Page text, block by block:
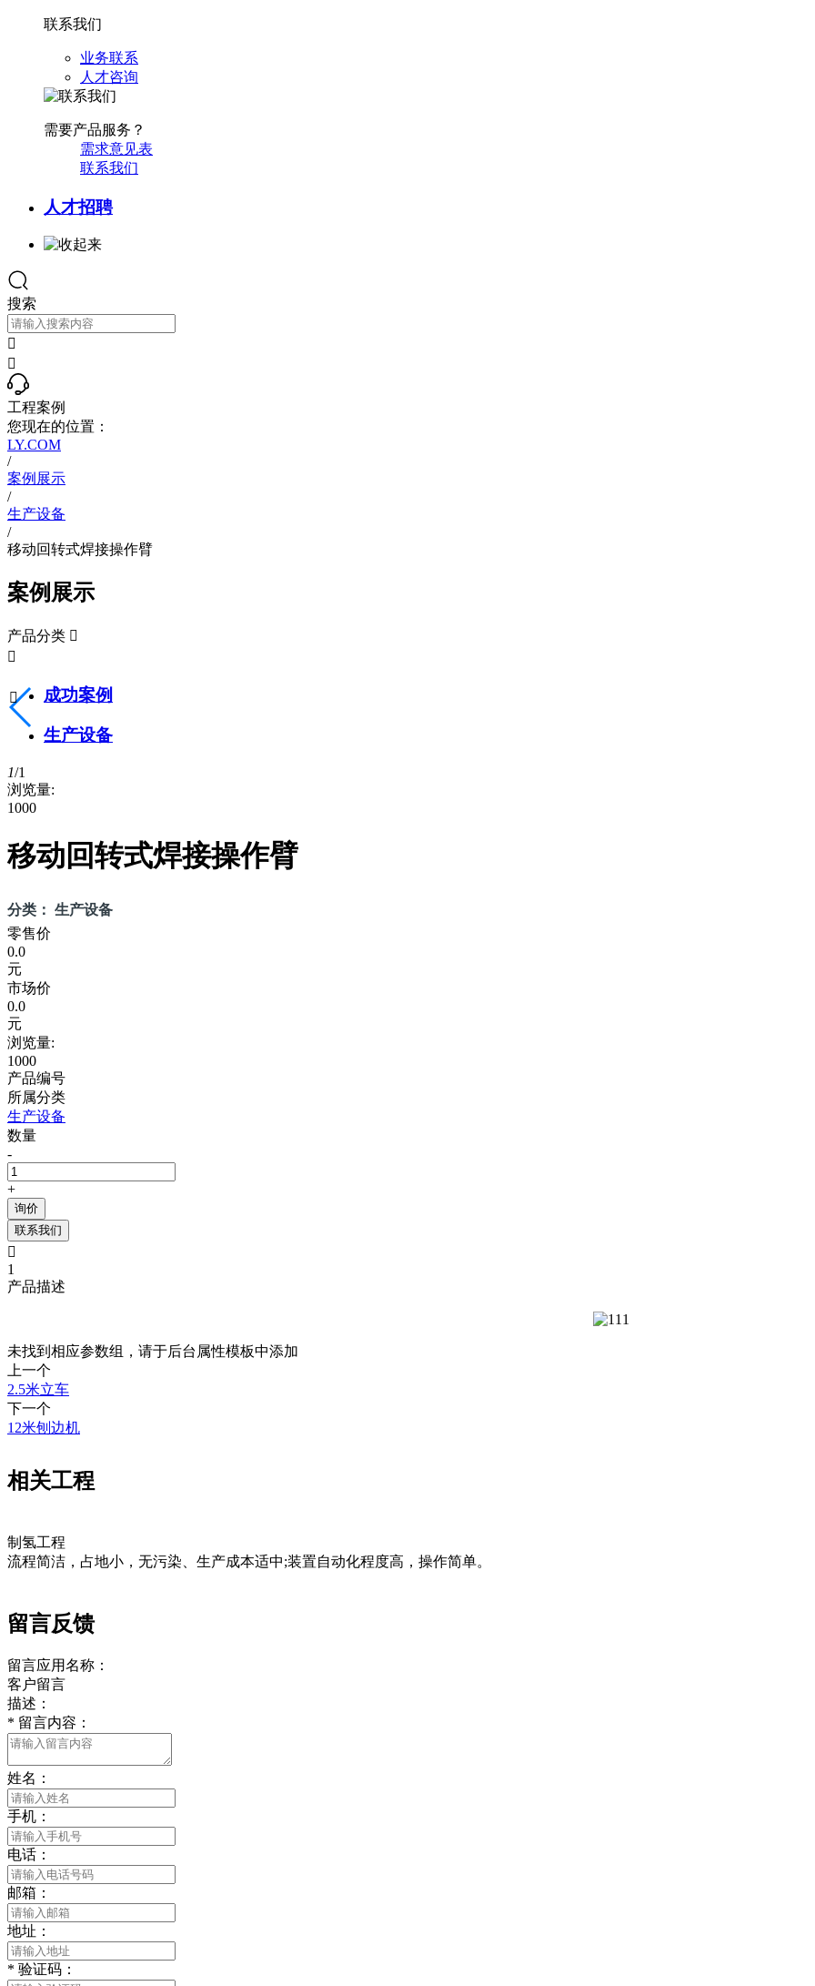
联系我们
业务联系
人才咨询
需要产品服务？
需求意见表
联系我们
人才招聘
搜索


工程案例
您现在的位置：
LY.COM
/
案例展示
/
生产设备
/
移动回转式焊接操作臂
案例展示
产品分类 

成功案例
生产设备
1/1
浏览量:
1000
移动回转式焊接操作臂
分类： 生产设备
零售价
0.0
元
市场价
0.0
元
浏览量:
1000
产品编号
所属分类
生产设备
数量
-
+
询价
联系我们

1
产品描述
未找到相应参数组，请于后台属性模板中添加
上一个
2.5米立车
下一个
12米刨边机
相关工程
制氢工程
流程简洁，占地小，无污染、生产成本适中;装置自动化程度高，操作简单。

留言反馈
留言应用名称：
客户留言
描述：
* 留言内容：
姓名：
手机：
电话：
邮箱：
地址：
* 验证码：